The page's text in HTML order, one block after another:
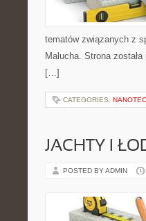
tematów związanych z
Malucha. Strona
[…]
CATEGORIES:
JACHTY I
POSTED BY ADMIN